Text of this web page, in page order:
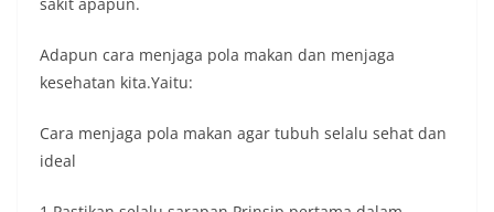
Adapun cara menjaga pola makan dan menjaga
kesehatan kita.Yaitu:
Cara menjaga pola makan agar tubuh selalu sehat dan
ideal